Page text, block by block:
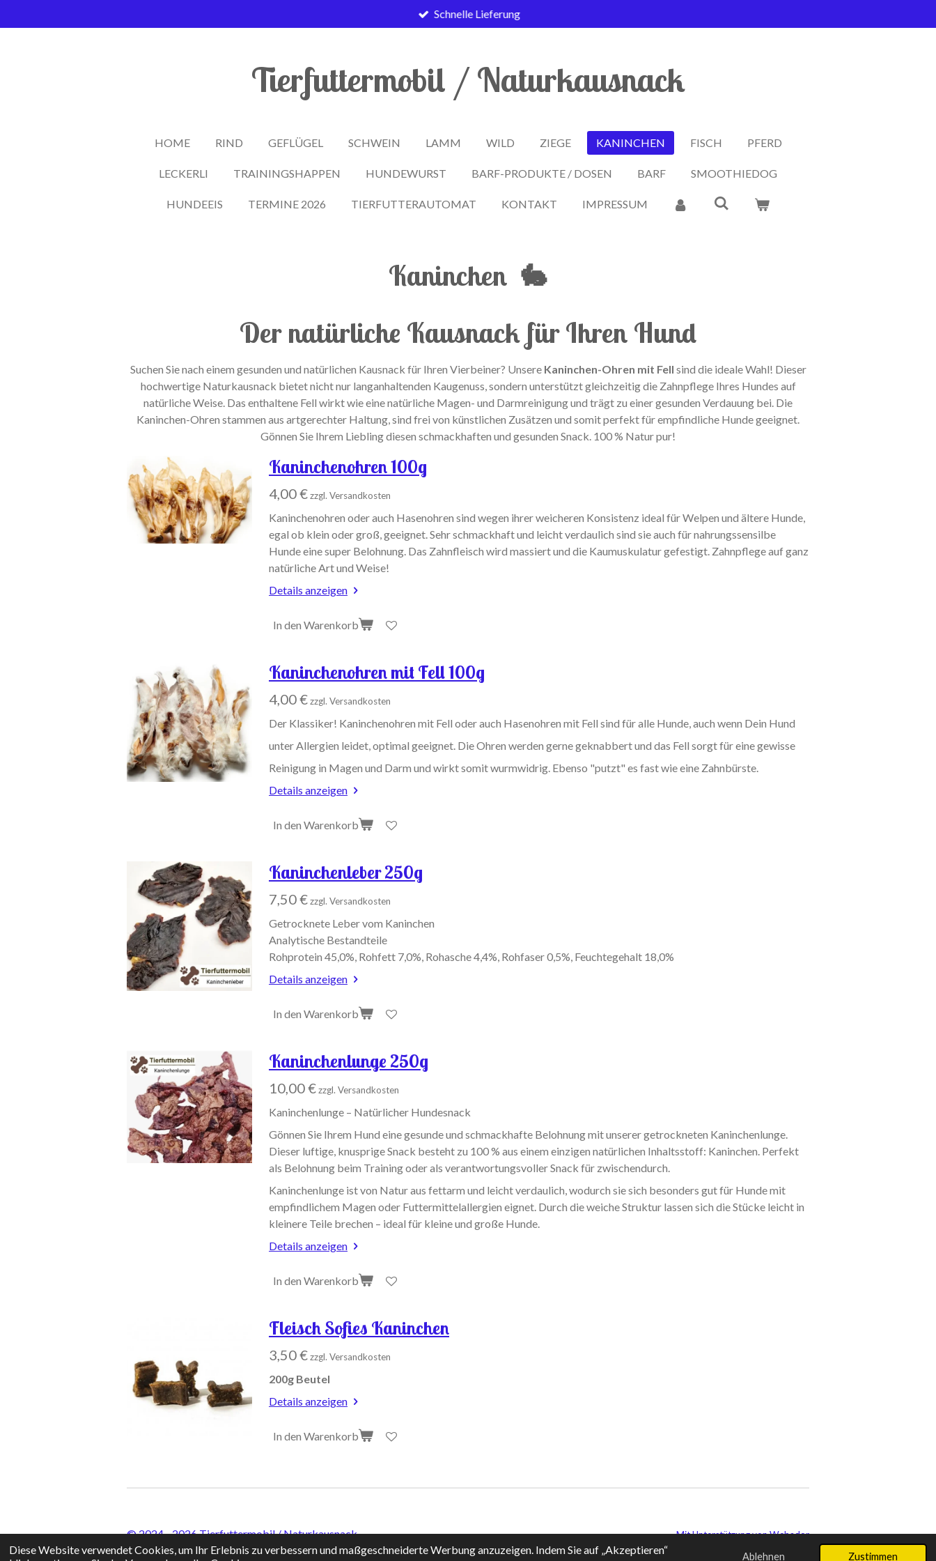
Diese Website verwendet Cookies, um Ihr Erlebnis zu verbessern und maßgeschneiderte Werbung anzuzeigen. Indem Sie auf „Akzeptieren“
Ablehnen Zustimmen
Hauptinhalt
Schnelle Lieferung
Tierfuttermobil / Naturkausnack
HOME RIND GEFLÜGEL SCHWEIN LAMM WILD ZIEGE KANINCHEN FISCH PFERD
LECKERLI TRAININGSHAPPEN HUNDEWURST BARF-PRODUKTE / DOSEN BARF SMOOTHIEDOG
HUNDEEIS TERMINE 2026 TIERFUTTERAUTOMAT KONTAKT IMPRESSUM
Kaninchen 🐇
Der natürliche Kausnack für Ihren Hund
Suchen Sie nach einem gesunden und natürlichen Kausnack für Ihren Vierbeiner? Unsere Kaninchen-Ohren mit Fell sind die ideale Wahl! Dieser
hochwertige Naturkausnack bietet nicht nur langanhaltenden Kaugenuss, sondern unterstützt gleichzeitig die Zahnpflege Ihres Hundes auf
natürliche Weise. Das enthaltene Fell wirkt wie eine natürliche Magen- und Darmreinigung und trägt zu einer gesunden Verdauung bei. Die
Kaninchen-Ohren stammen aus artgerechter Haltung, sind frei von künstlichen Zusätzen und somit perfekt für empfindliche Hunde geeignet.
Gönnen Sie Ihrem Liebling diesen schmackhaften und gesunden Snack. 100 % Natur pur!
Kaninchenohren 100g
4,00 €zzgl. Versandkosten
Kaninchenohren oder auch Hasenohren sind wegen ihrer weicheren Konsistenz ideal für Welpen und ältere Hunde,
egal ob klein oder groß, geeignet. Sehr schmackhaft und leicht verdaulich sind sie auch für nahrungssensilbe
Hunde eine super Belohnung. Das Zahnfleisch wird massiert und die Kaumuskulatur gefestigt. Zahnpflege auf ganz
natürliche Art und Weise!
Details anzeigen
In den Warenkorb
Kaninchenohren mit Fell 100g
4,00 €zzgl. Versandkosten
Der Klassiker! Kaninchenohren mit Fell oder auch Hasenohren mit Fell sind für alle Hunde, auch wenn Dein Hund
unter Allergien leidet, optimal geeignet. Die Ohren werden gerne geknabbert und das Fell sorgt für eine gewisse
Reinigung in Magen und Darm und wirkt somit wurmwidrig. Ebenso "putzt" es fast wie eine Zahnbürste.
Details anzeigen
In den Warenkorb
Kaninchenleber 250g
7,50 €zzgl. Versandkosten
Getrocknete Leber vom Kaninchen
Analytische Bestandteile
Rohprotein 45,0%, Rohfett 7,0%, Rohasche 4,4%, Rohfaser 0,5%, Feuchtegehalt 18,0%
Details anzeigen
In den Warenkorb
Kaninchenlunge 250g
10,00 €zzgl. Versandkosten
Kaninchenlunge – Natürlicher Hundesnack
Gönnen Sie Ihrem Hund eine gesunde und schmackhafte Belohnung mit unserer getrockneten Kaninchenlunge.
Dieser luftige, knusprige Snack besteht zu 100 % aus einem einzigen natürlichen Inhaltsstoff: Kaninchen. Perfekt
als Belohnung beim Training oder als verantwortungsvoller Snack für zwischendurch.
Kaninchenlunge ist von Natur aus fettarm und leicht verdaulich, wodurch sie sich besonders gut für Hunde mit
empfindlichem Magen oder Futtermittelallergien eignet. Durch die weiche Struktur lassen sich die Stücke leicht in
kleinere Teile brechen – ideal für kleine und große Hunde.
Details anzeigen
In den Warenkorb
Fleisch Sofies Kaninchen
3,50 €zzgl. Versandkosten
200g Beutel
Details anzeigen
In den Warenkorb
© 2024 - 2026 Tierfuttermobil / Naturkausnack Mit Unterstützung vonWebador